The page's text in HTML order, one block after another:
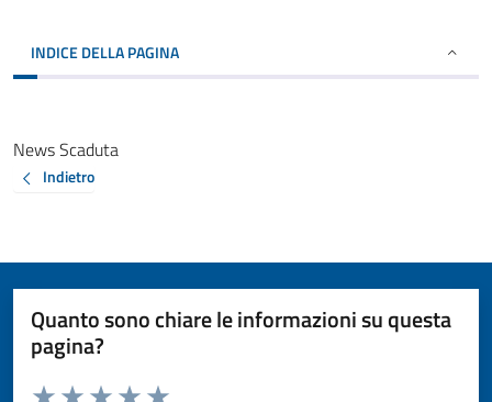
INDICE DELLA PAGINA
News Scaduta
Indietro
Quanto sono chiare le informazioni su questa
pagina?
Valuta da 1 a 5 stelle la pagina